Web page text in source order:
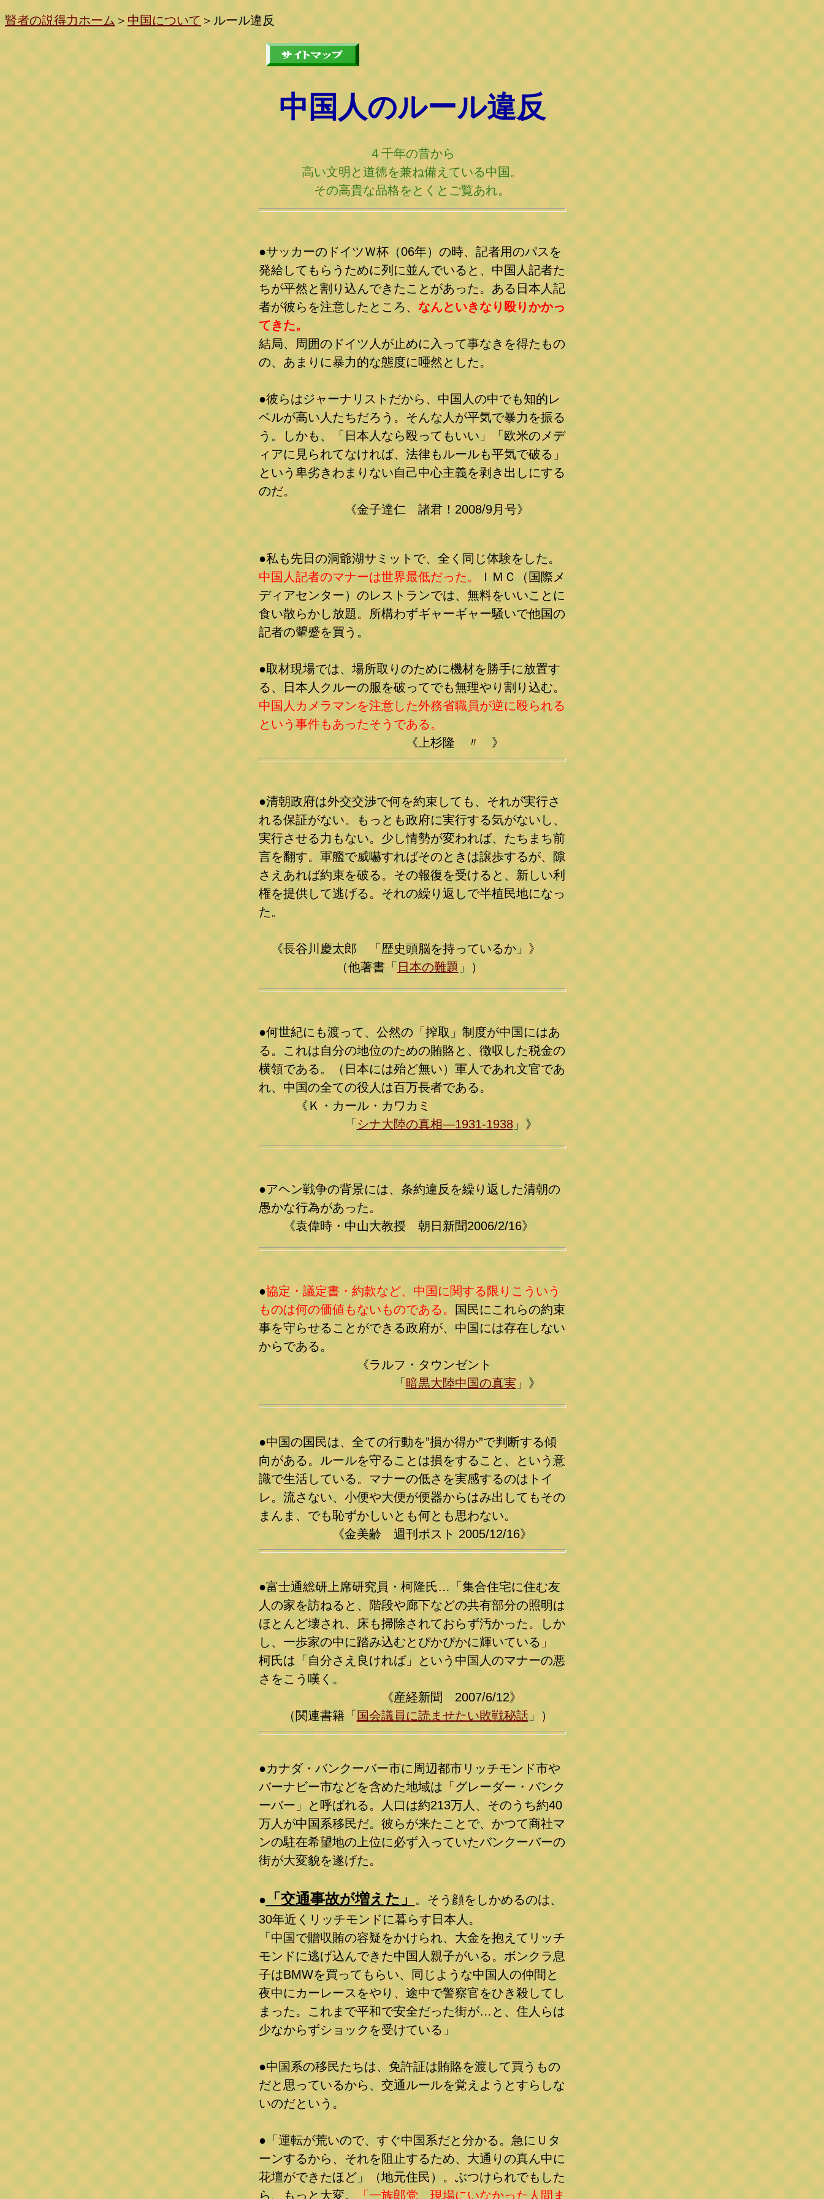
賢者の説得力ホーム ＞ 中国について ＞ ルール違反
中国人のルール違反
４千年の昔から
高い文明と道徳を兼ね備えている中国。
その高貴な品格をとくとご覧あれ。
●サッカーのドイツＷ杯（06年）の時、記者用のパスを
発給してもらうために列に並んでいると、中国人記者た
ちが平然と割り込んできたことがあった。ある日本人記
者が彼らを注意したところ、 なんといきなり殴りかかっ
てきた。
結局、周囲のドイツ人が止めに入って事なきを得たもの
の、あまりに暴力的な態度に唖然とした。
●彼らはジャーナリストだから、中国人の中でも知的レ
ベルが高い人たちだろう。そんな人が平気で暴力を振る
う。しかも、「日本人なら殴ってもいい」「欧米のメデ
ィアに見られてなければ、法律もルールも平気で破る」
という卑劣きわまりない自己中心主義を剥き出しにする
のだ。
《金子達仁 諸君！2008/9月号》
●私も先日の洞爺湖サミットで、全く同じ体験をした。
中国人記者のマナーは世界最低だった。
ＩＭＣ（国際メ
ディアセンター）のレストランでは、無料をいいことに
食い散らかし放題。所構わずギャーギャー騒いで他国の
記者の顰蹙を買う。
●取材現場では、場所取りのために機材を勝手に放置す
る、日本人クルーの服を破ってでも無理やり割り込む。
中国人カメラマンを注意した外務省職員が逆に殴られる
という事件もあったそうである。
《上杉隆 〃 》
●清朝政府は外交交渉で何を約束しても、それが実行さ
れる保証がない。もっとも政府に実行する気がないし、
実行させる力もない。少し情勢が変われば、たちまち前
言を翻す。軍艦で威嚇すればそのときは譲歩するが、隙
さえあれば約束を破る。その報復を受けると、新しい利
権を提供して逃げる。それの繰り返しで半植民地になっ
た。
《長谷川慶太郎 「歴史頭脳を持っているか」》
（他著書「 日本の難題 」）
●何世紀にも渡って、公然の「搾取」制度が中国にはあ
る。これは自分の地位のための賄賂と、徴収した税金の
横領である。（日本には殆ど無い）軍人であれ文官であ
れ、中国の全ての役人は百万長者である。
《Ｋ・カール・カワカミ
「 シナ大陸の真相―1931‐1938」》
●アヘン戦争の背景には、条約違反を繰り返した清朝の
愚かな行為があった。
《袁偉時・中山大教授 朝日新聞2006/2/16》
●協定・議定書・約款など、中国に関する限りこういう
ものは何の価値もないものである。
国民にこれらの約束
事を守らせることができる政府が、中国には存在しない
からである。
《ラルフ・タウンゼント
「 暗黒大陸中国の真実 」》
●中国の国民は、全ての行動を”損か得か”で判断する傾
向がある。ルールを守ることは損をすること、という意
識で生活している。マナーの低さを実感するのはトイ
レ。流さない、小便や大便が便器からはみ出してもその
まんま、でも恥ずかしいとも何とも思わない。
《金美齢 週刊ポスト 2005/12/16》
●富士通総研上席研究員・柯隆氏…「集合住宅に住む友
人の家を訪ねると、階段や廊下などの共有部分の照明は
ほとんど壊され、床も掃除されておらず汚かった。しか
し、一歩家の中に踏み込むとぴかぴかに輝いている」
柯氏は「自分さえ良ければ」という中国人のマナーの悪
さをこう嘆く。
《産経新聞 2007/6/12》
（関連書籍「 国会議員に読ませたい敗戦秘話」）
●カナダ・バンクーバー市に周辺都市リッチモンド市や
バーナビー市などを含めた地域は「グレーダー・バンク
ーバー」と呼ばれる。人口は約213万人、そのうち約40
万人が中国系移民だ。彼らが来たことで、かつて商社マ
ンの駐在希望地の上位に必ず入っていたバンクーバーの
街が大変貌を遂げた。
● 「交通事故が増えた」
。そう顔をしかめるのは、
30年近くリッチモンドに暮らす日本人。
「中国で贈収賄の容疑をかけられ、大金を抱えてリッチ
モンドに逃げ込んできた中国人親子がいる。ボンクラ息
子はBMWを買ってもらい、同じような中国人の仲間と
夜中にカーレースをやり、途中で警察官をひき殺してし
まった。これまで平和で安全だった街が…と、住人らは
少なからずショックを受けている」
●中国系の移民たちは、免許証は賄賂を渡して買うもの
だと思っているから、交通ルールを覚えようとすらしな
いのだという。
●「運転が荒いので、すぐ中国系だと分かる。急にＵタ
ーンするから、それを阻止するため、大通りの真ん中に
花壇ができたほど」（地元住民）。ぶつけられでもした
ら、もっと大変。
「一族郎党、現場にいなかった人間ま